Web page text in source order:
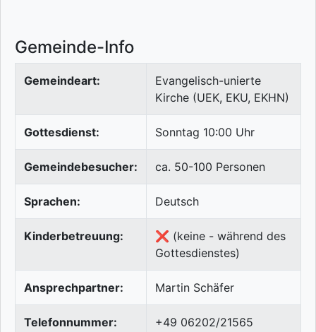
Gemeinde-Info
Gemeindeart:
Evangelisch-unierte
Kirche (UEK, EKU, EKHN)
Gottesdienst: Sonntag 10:00 Uhr
Gemeindebesucher: ca. 50-100 Personen
Sprachen: Deutsch
Kinderbetreuung:
❌ (keine - während des
Gottesdienstes)
Ansprechpartner: Martin Schäfer
Telefonnummer: +49 06202/21565